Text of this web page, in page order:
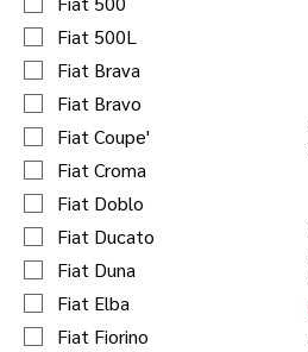
Fiat 500L
Fiat Brava
Fiat Bravo
Fiat Coupe'
Fiat Croma
Fiat Doblo
Fiat Ducato
Fiat Duna
Fiat Elba
Fiat Fiorino